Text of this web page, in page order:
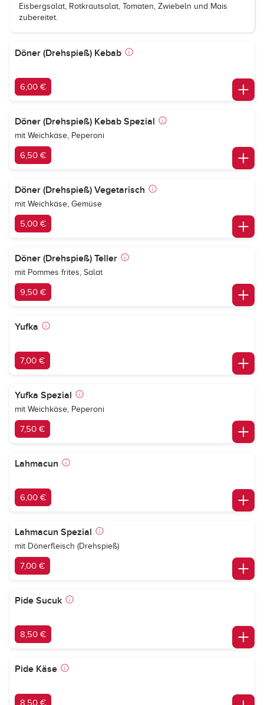
Eisbergsalat, Rotkrautsalat, Tomaten, Zwiebeln und Mais
zubereitet.
Döner (Drehspieß) Kebab
6,00 €
Döner (Drehspieß) Kebab Spezial
mit Weichkäse, Peperoni
6,50 €
Döner (Drehspieß) Vegetarisch
mit Weichkäse, Gemüse
5,00 €
Döner (Drehspieß) Teller
mit Pommes frites, Salat
9,50 €
Yufka
7,00 €
Yufka Spezial
mit Weichkäse, Peperoni
7,50 €
Lahmacun
6,00 €
Lahmacun Spezial
mit Dönerfleisch (Drehspieß)
7,00 €
Pide Sucuk
8,50 €
Pide Käse
8,50 €